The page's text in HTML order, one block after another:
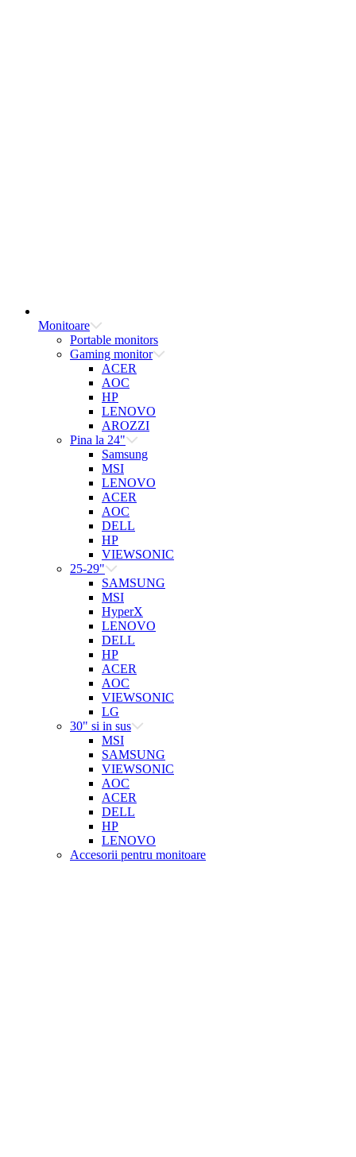
Monitoare
Portable monitors
Gaming monitor
ACER
AOC
HP
LENOVO
AROZZI
Pina la 24"
Samsung
MSI
LENOVO
ACER
AOC
DELL
HP
VIEWSONIC
25-29"
SAMSUNG
MSI
HyperX
LENOVO
DELL
HP
ACER
AOC
VIEWSONIC
LG
30" si in sus
MSI
SAMSUNG
VIEWSONIC
AOC
ACER
DELL
HP
LENOVO
Accesorii pentru monitoare